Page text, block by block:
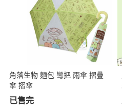
角落生物 麵包 彎把 雨傘 摺疊
傘 摺傘
已售完